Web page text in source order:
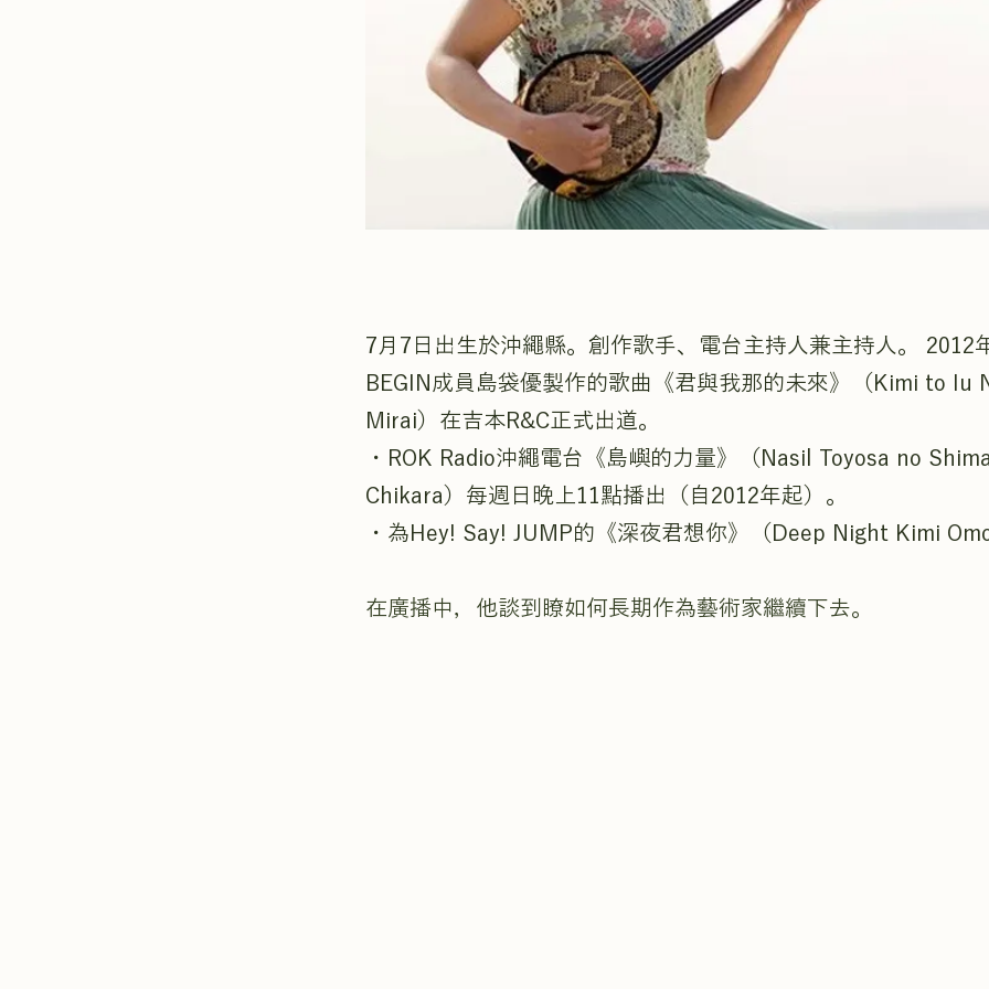
7月7日出生於沖繩縣。創作歌手、電台主持人兼主持人。 2012
BEGIN成員島袋優製作的歌曲《君與我那的未來》（Kimi to Iu
Mirai）在吉本R&C正式出道。
・ROK Radio沖繩電台《島嶼的力量》（Nasil Toyosa no
Chikara）每週日晚上11點播出（自2012年起）。
・為Hey! Say! JUMP的《深夜君想你》（Deep Night Kimi
在廣播中，他談到瞭如何長期作為藝術家繼續下去。